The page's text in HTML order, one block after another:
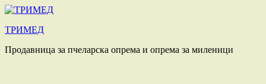
Skip
content
ТРИМЕД
Продавница за пчеларска опрема и опрема за миленици